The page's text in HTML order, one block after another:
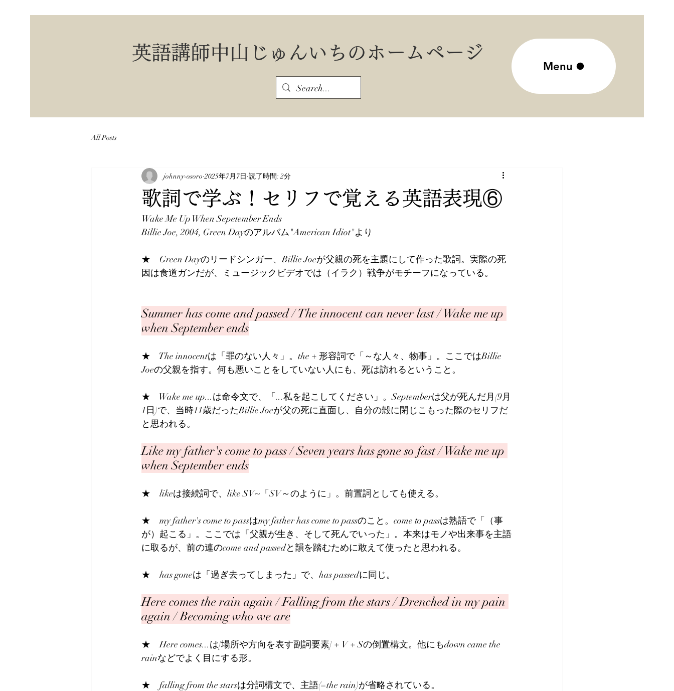
英語講師中山じゅんいちのホームページ
Menu
All Posts
歌詞で学ぶ！セリフで覚える英語表現⑥
johnny-osoro 2025年7月7日 読了時間: 2分
Wake Me Up When Sepetember Ends
Billie Joe, 2004, Green Dayのアルバム"American Idiot"より
★　Green Dayのリードシンガー、Billie Joeが父親の死を主題にして作った歌詞。実際の死
因は食道ガンだが、ミュージックビデオでは（イラク）戦争がモチーフになっている。
Summer has come and passed / The innocent can never last / Wake me up
when September ends
★　The innocentは「罪のない人々」。the + 形容詞で「～な人々、物事」。ここではBillie
Joeの父親を指す。何も悪いことをしていない人にも、死は訪れるということ。
★　Wake me up...は命令文で、「...私を起こしてください」。Septemberは父が死んだ月(9月
1日)で、当時11歳だったBillie Joeが父の死に直面し、自分の殻に閉じこもった際のセリフだ
と思われる。
Like my father's come to pass / Seven years has gone so fast / Wake me up
when September ends
★　likeは接続詞で、like SV~「SV～のように」。前置詞としても使える。
★　my father's come to passはmy father has come to passのこと。come to passは熟語で「（事
が）起こる」。ここでは「父親が生き、そして死んでいった」。本来はモノや出来事を主語
に取るが、前の連のcome and passedと韻を踏むために敢えて使ったと思われる。
★　has goneは「過ぎ去ってしまった」で、has passedに同じ。
Here comes the rain again / Falling from the stars / Drenched in my pain
again / Becoming who we are
★　Here comes...は[場所や方向を表す副詞要素] + V + Sの倒置構文。他にもdown came the
rainなどでよく目にする形。
★　falling from the starsは分詞構文で、主語(=the rain)が省略されている。